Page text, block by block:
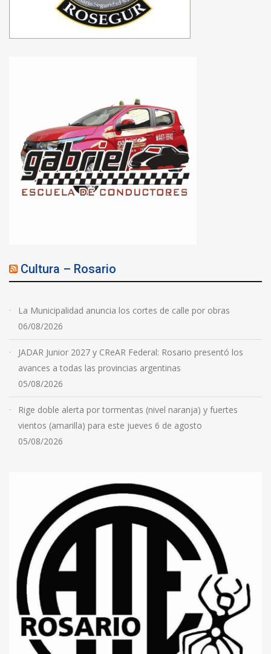
Cultura – Rosario
La Municipalidad anuncia los cortes de calle por obras
06/08/2026
JADAR Junior 2027 y CReAR Federal: Rosario presentó los
avances a todas las provincias argentinas
05/08/2026
Rige doble alerta por tormentas (nivel naranja) y fuertes
vientos (amarilla) para este jueves 6 de agosto
05/08/2026